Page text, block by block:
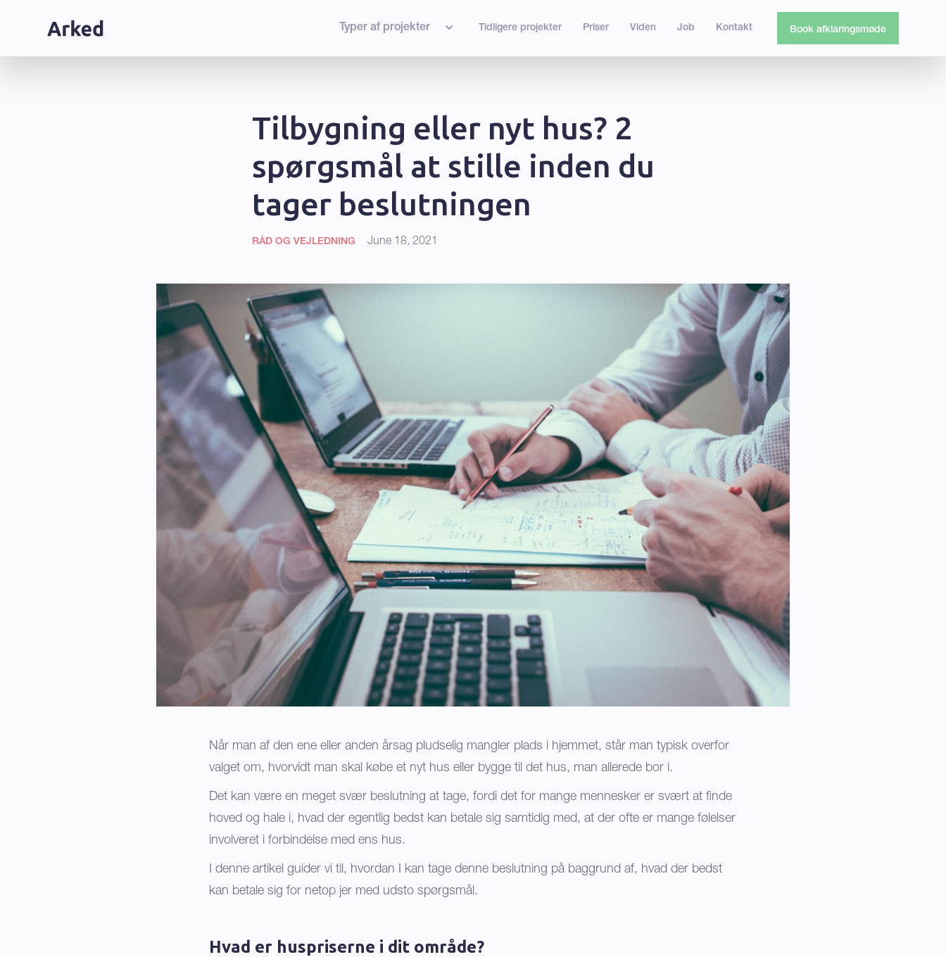
Typer af projekter Tidligere projekter Priser Viden Job Kontakt Book afklaringsmøde
Tilbygning eller nyt hus? 2
spørgsmål at stille inden du
tager beslutningen
RÅD OG VEJLEDNING June 18, 2021
Når man af den ene eller anden årsag pludselig mangler plads i hjemmet, står man typisk overfor
valget om, hvorvidt man skal købe et nyt hus eller bygge til det hus, man allerede bor i.
Det kan være en meget svær beslutning at tage, fordi det for mange mennesker er svært at finde
hoved og hale i, hvad der egentlig bedst kan betale sig samtidig med, at der ofte er mange følelser
involveret i forbindelse med ens hus.
I denne artikel guider vi til, hvordan I kan tage denne beslutning på baggrund af, hvad der bedst
kan betale sig for netop jer med udsto spørgsmål.
Hvad er huspriserne i dit område?